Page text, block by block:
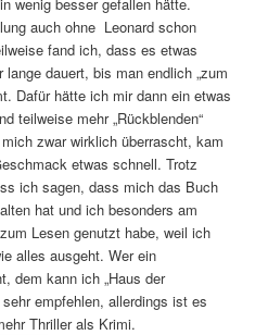
auch ohne Leonard schon
fand ich, dass es etwas
dauert, bis man endlich „zum
Dafür hätte ich mir dann ein etwas
teilweise mehr „Rückblenden“
zwar wirklich überrascht, kam
etwas schnell. Trotz
ich sagen, dass mich das Buch
hat und ich besonders am
Lesen genutzt habe, weil ich
alles ausgeht. Wer ein
dem kann ich „Haus der
empfehlen, allerdings ist es
Thriller als Krimi.